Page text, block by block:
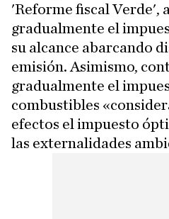
'Reforme fiscal Verde',
gradualmente el
su alcance abarcando
emisión. Asimismo,
gradualmente el
combustibles
efectos el impuesto
las externalidades